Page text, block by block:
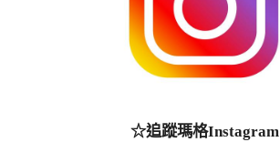
☆追蹤瑪格Instagram